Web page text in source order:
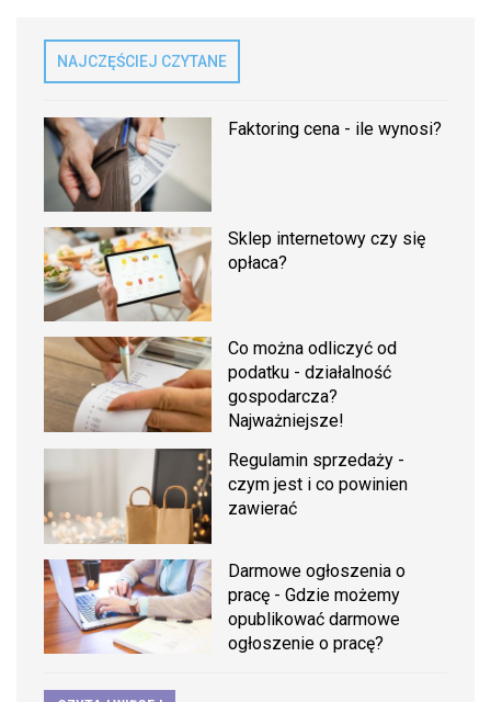
NAJCZĘŚCIEJ CZYTANE
Faktoring cena - ile wynosi?
Sklep internetowy czy się
opłaca?
Co można odliczyć od
podatku - działalność
gospodarcza?
Najważniejsze!
Regulamin sprzedaży -
czym jest i co powinien
zawierać
Darmowe ogłoszenia o
pracę - Gdzie możemy
opublikować darmowe
ogłoszenie o pracę?